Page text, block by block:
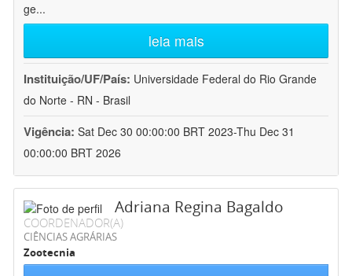
ge...
leia mais
Instituição/UF/País: Universidade Federal do Rio Grande
do Norte - RN - Brasil
Vigência: Sat Dec 30 00:00:00 BRT 2023-Thu Dec 31
00:00:00 BRT 2026
Adriana Regina Bagaldo
COORDENADOR(A)
CIÊNCIAS AGRÁRIAS
Zootecnia